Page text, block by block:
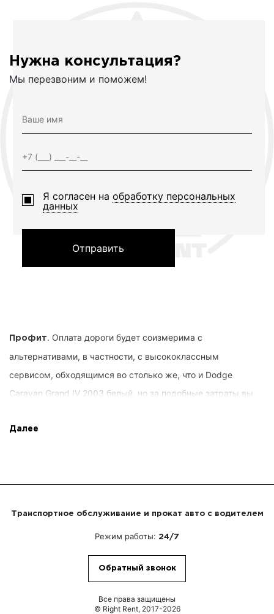
Нужна консультация?
Мы перезвоним и поможем!
Я согласен на обработку персональных
данных
Отправить
Профит. Оплата дороги будет соизмерима с
альтернативами, в частности, с высококлассным
сервисом, обходящимся во столько же, что и Dodge
Caravan Grand IV 2003 белый, но за подобные затраты вы
длительность, направление передвижения и прочие
Добавочно, мы позволяем предельное распоряжение
Проверенные работники. Заказчику не требуется
собственнолично управлять автомобилем. Вы будете
переговариваться с партнерами по бизнесу.
Далее
Транспортное обслуживание и прокат авто с водителем
Режим работы: 24/7
Обратный звонок
Все права защищены
© Right Rent, 2017-2026